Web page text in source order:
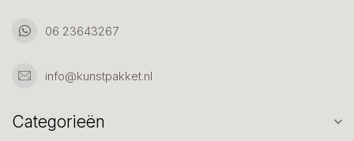
06 23643267
info@kunstpakket.nl
Categorieën